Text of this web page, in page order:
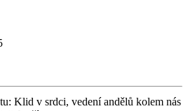
Klid v srdci, vedení andělů kolem nás